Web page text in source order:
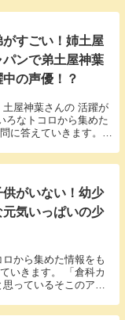
すごい！姉土屋
ンで弟土屋神葉
の声優！？
屋神葉さんの 活躍が
ろなトコロから集めた
に答えていきます。
がいない！幼少
気いっぱいの少
から集めた情報をも
いきます。 「倉科カ
っているそこのアナ